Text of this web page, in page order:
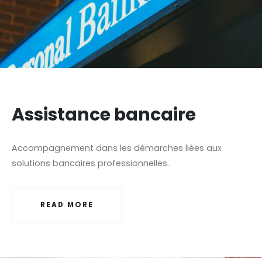
Assistance bancaire
Accompagnement dans les démarches liées aux
solutions bancaires professionnelles.
READ MORE